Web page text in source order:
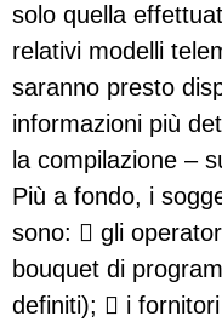
solo quella
relativi modelli
saranno presto
informazioni più
la compilazione –
Più a fondo, i
sono:  gli
bouquet di
definiti);  i